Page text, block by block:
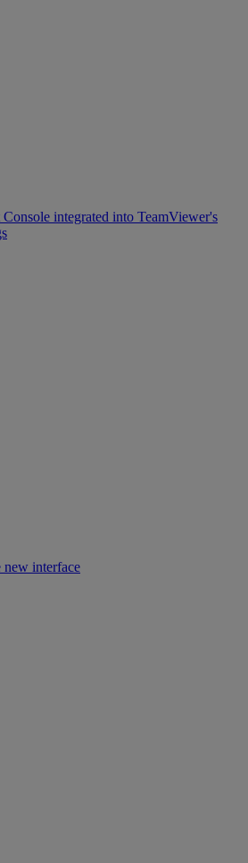
Console integrated into TeamViewer's
new interface